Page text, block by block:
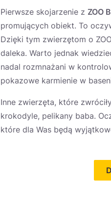
Pierwsze skojarzenie z ZOO
promujących obiekt. To
Dzięki tym zwierzętom o
daleka. Warto jednak
nadal rozmnażani w
pokazowe karmienie w
Inne zwierzęta, które
krokodyle, pelikany baba.
które dla Was będą